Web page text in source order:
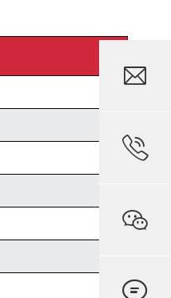



